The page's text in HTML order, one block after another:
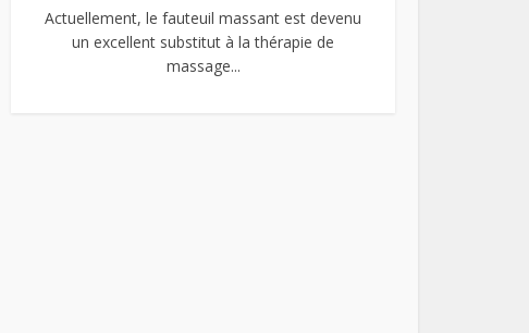
Actuellement, le fauteuil massant est devenu
un excellent substitut à la thérapie de
massage...